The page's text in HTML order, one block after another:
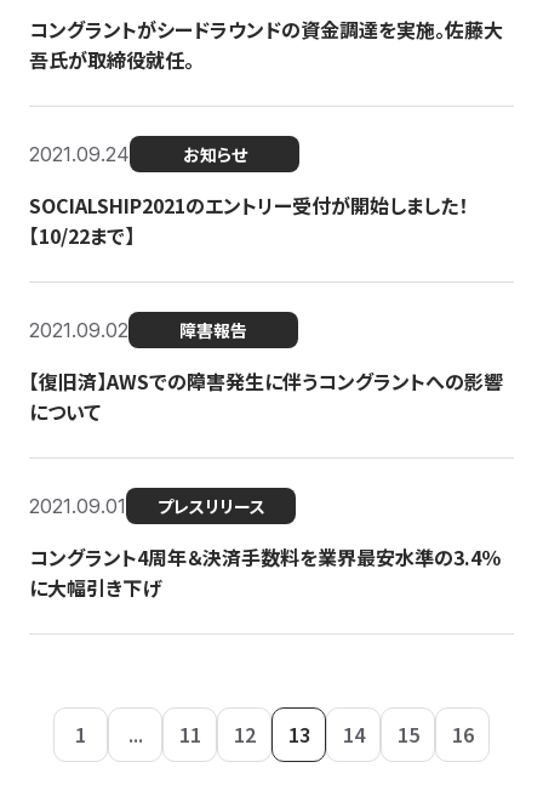
コングラントがシードラウンドの資金調達を実施。佐藤大
吾氏が取締役就任。
2021.09.24 お知らせ
SOCIALSHIP2021のエントリー受付が開始しました！
【10/22まで】
2021.09.02 障害報告
【復旧済】AWSでの障害発生に伴うコングラントへの影響
について
2021.09.01 プレスリリース
コングラント4周年＆決済手数料を業界最安水準の3.4％
に大幅引き下げ
1 ... 11 12 13 14 15 16